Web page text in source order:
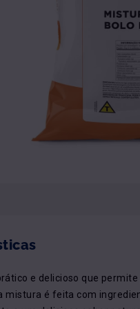
e delicioso que
mistura é feita com